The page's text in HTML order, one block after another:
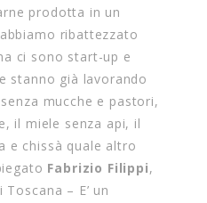
prodotta in un
ribattezzato
ci sono start-up e
stanno già lavorando
mucche e pastori,
il miele senza api, il
e chissà quale altro
Fabrizio Filippi,
– E’ un